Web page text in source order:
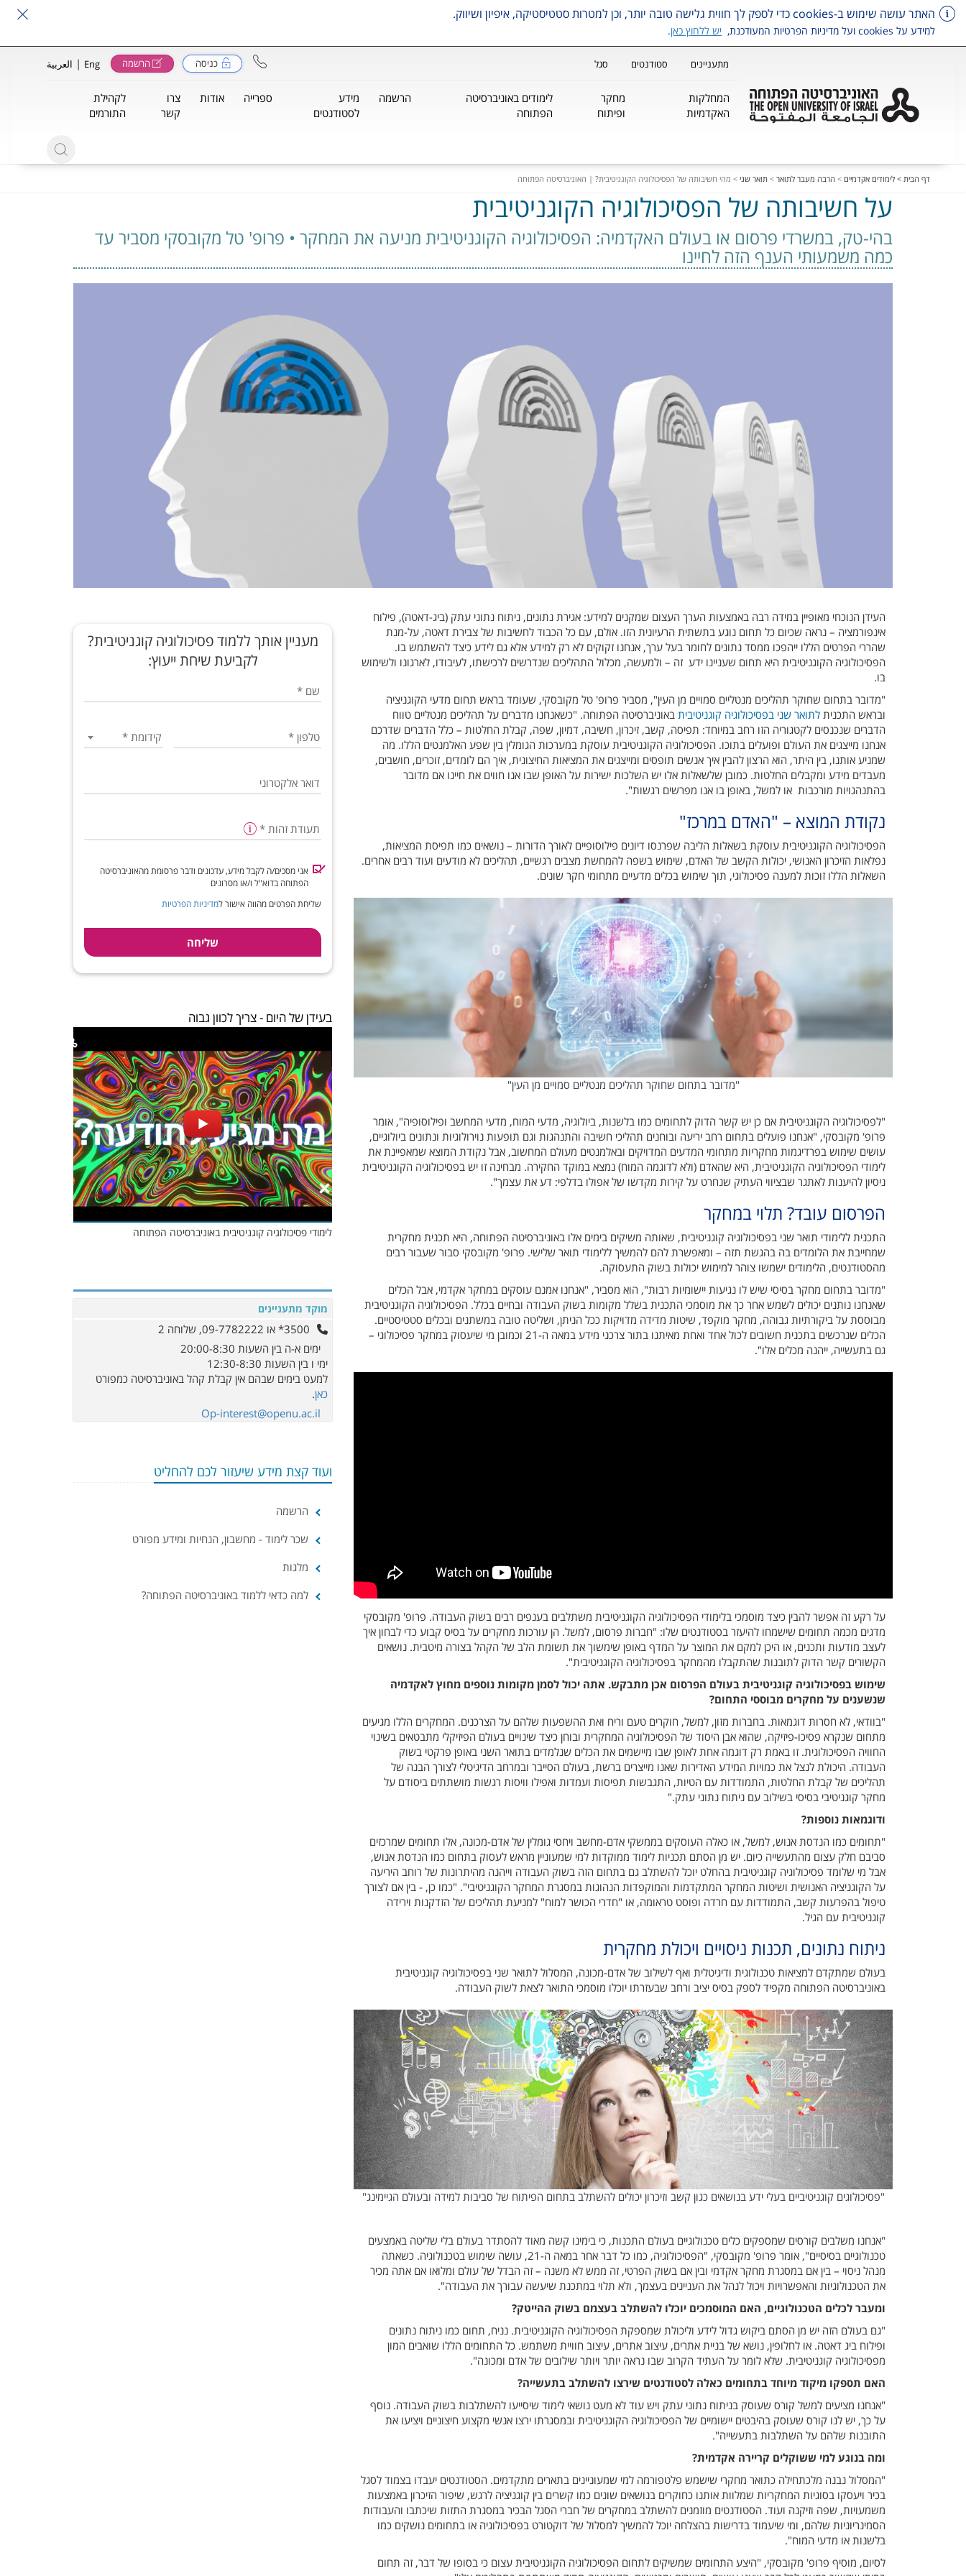
האתר עושה שימוש ב-cookies כדי לספק לך חווית גלישה טובה יותר, וכן למטרות סטטיסטיקה, איפיון ושיווק.
למידע על cookies ועל מדיניות הפרטיות המעודכנת, יש ללחוץ כאן.
מתעניינים סטודנטים סגל כניסה הרשמה Eng
| العربية
המחלקות
האקדמיות
מחקר
ופיתוח
לימודים באוניברסיטה
הפתוחה
הרשמה
מידע
לסטודנטים
ספרייה אודות
צרו
קשר
לקהילת
התורמים
דף הבית > לימודים אקדמיים > הרבה מעבר לתואר > תואר שני > מהי חשיבותה של הפסיכולוגיה הקוגניטיבית? | האוניברסיטה הפתוחה
על חשיבותה של הפסיכולוגיה הקוגניטיבית
בהי-טק, במשרדי פרסום או בעולם האקדמיה: הפסיכולוגיה הקוגניטיבית מניעה את המחקר • פרופ' טל מקובסקי מסביר עד
כמה משמעותי הענף הזה לחיינו
העידן הנוכחי מאופיין במידה רבה באמצעות הערך העצום שמקנים למידע: אגירת נתונים, ניתוח נתוני עתק (ביג-דאטה), פילוח
אינפורמציה – נראה שכיום כל תחום נוגע בתשתית הרעיונית הזו. אולם, עם כל הכבוד לחשיבות של צבירת דאטה, על-מנת
שהררי הפרטים הללו ייהפכו ממסד נתונים לחומר בעל ערך, אנחנו זקוקים לא רק למידע אלא גם לידע כיצד להשתמש בו.
הפסיכולוגיה הקוגניטיבית היא תחום שעניינו ידע זה – ולמעשה, מכלול התהליכים שנדרשים לרכישתו, לעיבודו, לארגונו ולשימוש
בו.
"מדובר בתחום שחוקר תהליכים מנטליים סמויים מן העין", מסביר פרופ' טל מקובסקי, שעומד בראש תחום מדעי הקוגניציה
ובראש התכנית לתואר שני בפסיכולוגיה קוגניטיבית באוניברסיטה הפתוחה. "כשאנחנו מדברים על תהליכים מנטליים טווח
הדברים שנכנסים לקטגוריה הזו רחב במיוחד: תפיסה, קשב, זיכרון, חשיבה, דמיון, שפה, קבלת החלטות – כלל הדברים שדרכם
אנחנו מייצגים את העולם ופועלים בתוכו. הפסיכולוגיה הקוגניטיבית עוסקת במערכות הגומלין בין שפע האלמנטים הללו. מה
שמניע אותנו, בין היתר, הוא הרצון להבין איך אנשים תופסים ומייצגים את המציאות החיצונית, איך הם לומדים, זוכרים, חושבים,
מעבדים מידע ומקבלים החלטות. כמובן שלשאלות אלו יש השלכות ישירות על האופן שבו אנו חווים את חיינו אם מדובר
בהתנהגויות מורכבות או למשל, באופן בו אנו מפרשים רגשות".
נקודת המוצא – "האדם במרכז"
הפסיכולוגיה הקוגניטיבית עוסקת בשאלות הליבה שפרנסו דיונים פילוסופיים לאורך הדורות – נושאים כמו תפיסת המציאות,
נפלאות הזיכרון האנושי, יכולות הקשב של האדם, שימוש בשפה להמחשת מצבים רגשיים, תהליכים לא מודעים ועוד רבים אחרים.
השאלות הללו זוכות למענה פסיכולוגי, תוך שימוש בכלים מדעיים מתחומי חקר שונים.
"מדובר בתחום שחוקר תהליכים מנטליים סמויים מן העין"
"לפסיכולוגיה הקוגניטיבית אם כן יש קשר הדוק לתחומים כמו בלשנות, ביולוגיה, מדעי המוח, מדעי המחשב ופילוסופיה", אומר
פרופ' מקובסקי, "אנחנו פועלים בתחום רחב יריעה ובוחנים תהליכי חשיבה והתנהגות וגם תופעות נוירולוגיות ונתונים ביולוגיים,
עושים שימוש בפרדיגמות מחקריות מתחומי המדעים המדויקים ובאלמנטים מעולם המחשוב, אבל נקודת המוצא שמאפיינת את
לימודי הפסיכולוגיה הקוגניטיבית, היא שהאדם (ולא לדוגמה המוח) נמצא במוקד החקירה. מבחינה זו יש בפסיכולוגיה הקוגניטיבית
ניסיון להיענות לאתגר שבציווי העתיק שנחרט על קירות מקדשו של אפולו בדלפי: דע את עצמך".
הפרסום עובד? תלוי במחקר
התכנית ללימודי תואר שני בפסיכולוגיה קוגניטיבית, שאותה משיקים בימים אלו באוניברסיטה הפתוחה, היא תכנית מחקרית
שמחייבת את הלומדים בה בהגשת תזה – ומאפשרת להם להמשיך ללימודי תואר שלישי. פרופ' מקובסקי סבור שעבור רבים
מהסטודנטים, הלימודים ישמשו צוהר למימוש יכולות בשוק התעסוקה.
"מדובר בתחום מחקר בסיסי שיש לו נגיעות יישומיות רבות", הוא מסביר, "אנחנו אמנם עוסקים במחקר אקדמי, אבל הכלים
שאנחנו נותנים יכולים לשמש אחר כך את מוסמכי התכנית בשלל מקומות בשוק העבודה ובחיים בכלל. הפסיכולוגיה הקוגניטיבית
מבוססת על ביקורתיות גבוהה, מחקר מוקפד, שיטות מדידה מדויקות ככל הניתן, ושליטה טובה במשתנים ובכלים סטטיסטיים.
הכלים שנרכשים בתכנית חשובים לכול אחד ואחת מאיתנו בתור צרכני מידע במאה ה-21 וכמובן מי שיעסוק במחקר פסיכולוגי –
גם בתעשייה, ייהנה מכלים אלו".
על רקע זה אפשר להבין כיצד מוסמכי בלימודי הפסיכולוגיה הקוגניטיבית משתלבים בענפים רבים בשוק העבודה. פרופ' מקובסקי
מדגים מכמה תחומים שישמחו להיעזר בסטודנטים שלו: "חברות פרסום, למשל. הן עורכות מחקרים על בסיס קבוע כדי לבחון איך
לעצב מודעות ותכנים, או היכן למקם את המוצר על המדף באופן שימשוך את תשומת הלב של הקהל בצורה מיטבית. נושאים
הקשורים קשר הדוק לתובנות שהתקבלו מהמחקר בפסיכולוגיה הקוגניטיבית".
שימוש בפסיכולוגיה קוגניטיבית בעולם הפרסום אכן מתבקש. אתה יכול לסמן מקומות נוספים מחוץ לאקדמיה
שנשענים על מחקרים מבוססי התחום?
"בוודאי, לא חסרות דוגמאות. בחברות מזון, למשל, חוקרים טעם וריח ואת ההשפעות שלהם על הצרכנים. המחקרים הללו מגיעים
מתחום שנקרא פסיכו-פיזיקה, שהוא אבן היסוד של הפסיכולוגיה המחקרית ובוחן כיצד שינויים בעולם הפיזיקלי מתבטאים בשינוי
החוויה הפסיכולוגית. זו באמת רק דוגמה אחת לאופן שבו מיישמים את הכלים שנלמדים בתואר השני באופן פרקטי בשוק
העבודה. היכולת לנצל את כמויות המידע האדירות שאנו מייצרים ברשת, בעולם הסייבר ובמרחב הדיגיטלי לצורך הבנה של
תהליכים של קבלת החלטות, התמודדות עם הטיות, התגבשות תפיסות ועמדות ואפילו וויסות רגשות מושתתים ביסודם על
מחקר קוגניטיבי בסיסי בשילוב עם ניתוח נתוני עתק."
ודוגמאות נוספות?
"תחומים כמו הנדסת אנוש, למשל, או כאלה העוסקים בממשקי אדם-מחשב ויחסי גומלין של אדם-מכונה, אלו תחומים שמרכזים
סביבם חלק עצום מהתעשייה כיום. יש מן הסתם תכניות לימוד ממוקדות למי שמעוניין מראש לעסוק בתחום כמו הנדסת אנוש,
אבל מי שלומד פסיכולוגיה קוגניטיבית בהחלט יוכל להשתלב גם בתחום הזה בשוק העבודה וייהנה מהיתרונות של רוחב היריעה
על הקוגניציה האנושית ושיטות המחקר המתקדמות והמוקפדות הנהוגות במסגרת המחקר הקוגניטיבי". "כמו כן, - בין אם לצורך
טיפול בהפרעות קשב, התמודדות עם חרדה ופוסט טראומה, או "חדרי הכושר למוח" למניעת תהליכים של הזדקנות וירידה
קוגניטיבית עם הגיל.
ניתוח נתונים, תכנות ניסויים ויכולת מחקרית
בעולם שמתקדם למציאות טכנולוגית ודיגיטלית ואף לשילוב של אדם-מכונה, המסלול לתואר שני בפסיכולוגיה קוגניטיבית
באוניברסיטה הפתוחה מקפיד לספק בסיס יציב ורחב שבעזרתו יוכלו מוסמכי התואר לצאת לשוק העבודה.
"פסיכולוגים קוגניטיביים בעלי ידע בנושאים כגון קשב וזיכרון יכולים להשתלב בתחום הפיתוח של סביבות למידה ובעולם הגיימינג"
"אנחנו משלבים קורסים שמספקים כלים טכנולוגיים בעולם התכנות, כי בימינו קשה מאוד להסתדר בעולם בלי שליטה באמצעים
טכנולוגיים בסיסיים", אומר פרופ' מקובסקי, "הפסיכולוגיה, כמו כל דבר אחר במאה ה-21, עושה שימוש בטכנולוגיה. כשאתה
מנהל ניסוי – בין אם במסגרת מחקר אקדמי ובין אם בשוק הפרטי, זה ממש לא משנה – זה הבדל של עולם ומלואו אם אתה מכיר
את הטכנולוגיות והאפשרויות ויכול לנהל את העניינים בעצמך, ולא תלוי במתכנת שיעשה עבורך את העבודה".
ומעבר לכלים הטכנולוגיים, האם המוסמכים יוכלו להשתלב בעצמם בשוק ההייטק?
"גם בעולם הזה יש מן הסתם ביקוש גדול לידע וליכולת שמספקת הפסיכולוגיה הקוגניטיבית. נניח, תחום כמו ניתוח נתונים
ופילוח ביג דאטה. או לחלופין, נושא של בניית אתרים, עיצוב אתרים, עיצוב חוויית משתמש. כל התחומים הללו שואבים המון
מפסיכולוגיה קוגניטיבית. שלא לומר על העתיד הקרוב שבו נראה יותר ויותר שילובים של אדם ומכונה".
האם תספקו מיקוד מיוחד בתחומים כאלה לסטודנטים שירצו להשתלב בתעשייה?
"אנחנו מציעים למשל קורס שעוסק בניתוח נתוני עתק ויש עוד לא מעט נושאי לימוד שיסייעו להשתלבות בשוק העבודה. נוסף
על כך, יש לנו קורס שעוסק בהיבטים יישומיים של הפסיכולוגיה הקוגניטיבית ובמסגרתו ירצו אנשי מקצוע חיצוניים ויציעו את
התובנות שלהם על השתלבות בתעשייה".
ומה בנוגע למי ששוקלים קריירה אקדמית?
"המסלול נבנה מלכתחילה כתואר מחקרי שישמש פלטפורמה למי שמעוניינים בתארים מתקדמים. הסטודנטים יעבדו בצמוד לסגל
בכיר ויעסקו בסוגיות המחקריות שמלוות אותנו כחוקרים בנושאים שונים כמו קשרים בין קוגניציה לרגש, שיפור הזיכרון באמצעות
משמעויות, שפה וזיקנה ועוד. הסטודנטים מוזמנים להשתלב במחקרים של חברי הסגל הבכיר במסגרת התזות שיכתבו והעבודות
הסמינריוניות שלהם, ומי שיעמוד בדרישות בהצלחה יוכל להמשיך למסלול של דוקטורט בפסיכולוגיה או בתחומים נושקים כמו
בלשנות או מדעי המוח".
לסיום, מוסיף פרופ' מקובסקי, "היצע התחומים שמשיקים לתחום הפסיכולוגיה הקוגניטיבית עצום כי בסופו של דבר, זה תחום
מעניין אותך ללמוד פסיכולוגיה קוגניטיבית?
לקביעת שיחת ייעוץ:
שם *
תעודת זהות *
טלפון* קידומת*
דואר אלקטרוני
אני מסכים/ה לקבל מידע, עדכונים ודבר פרסומת מהאוניברסיטה
הפתוחה בדוא"ל ו/או מסרונים
שליחת הפרטים מהווה אישור למדיניות הפרטיות
בעידן של היום - צריך לכוון גבוה
לימודי פסיכולוגיה קוגניטיבית באוניברסיטה הפתוחה
מוקד מתעניינים
3500* או 09-7782222, שלוחה 2
ימים א-ה בין השעות 20:00-8:30
ימי ו בין השעות 12:30-8:30
למעט בימים שבהם אין קבלת קהל באוניברסיטה כמפורט
כאן.
Op-interest@openu.ac.il
ועוד קצת מידע שיעזור לכם להחליט
הרשמה
שכר לימוד - מחשבון, הנחיות ומידע מפורט
מלגות
למה כדאי ללמוד באוניברסיטה הפתוחה?